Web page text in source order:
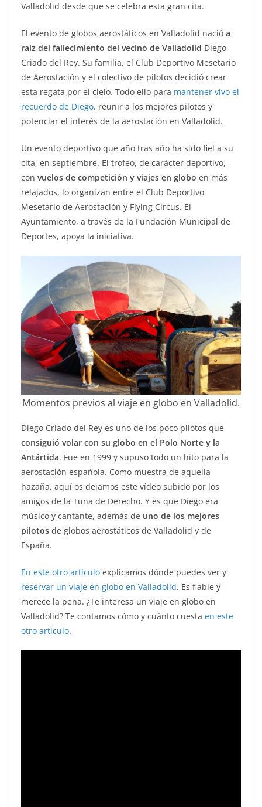
Valladolid desde que se celebra esta gran cita.
El evento de globos aerostáticos en Valladolid nació a
raíz del fallecimiento del vecino de Valladolid Diego
Criado del Rey. Su familia, el Club Deportivo Mesetario
de Aerostación y el colectivo de pilotos decidió crear
esta regata por el cielo. Todo ello para mantener vivo el
recuerdo de Diego, reunir a los mejores pilotos y
potenciar el interés de la aerostación en Valladolid.
Un evento deportivo que año tras año ha sido fiel a su
cita, en septiembre. El trofeo, de carácter deportivo,
con vuelos de competición y viajes en globo en más
relajados, lo organizan entre el Club Deportivo
Mesetario de Aerostación y Flying Circus. El
Ayuntamiento, a través de la Fundación Municipal de
Deportes, apoya la iniciativa.
Momentos previos al viaje en globo en Valladolid.
Diego Criado del Rey es uno de los poco pilotos que
consiguió volar con su globo en el Polo Norte y la
Antártida. Fue en 1999 y supuso todo un hito para la
aerostación española. Como muestra de aquella
hazaña, aquí os dejamos este vídeo subido por los
amigos de la Tuna de Derecho. Y es que Diego era
músico y cantante, además de uno de los mejores
pilotos de globos aerostáticos de Valladolid y de
España.
En este otro artículo explicamos dónde puedes ver y
reservar un viaje en globo en Valladolid. Es fiable y
merece la pena. ¿Te interesa un viaje en globo en
Valladolid? Te contamos cómo y cuánto cuesta en este
otro artículo.